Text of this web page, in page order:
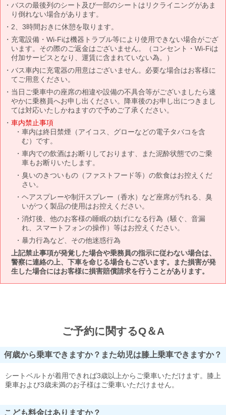
バスの最後列のシート及び一部のシートはリクライニングがあま
り倒れない場合があります。
2、3時間おきに休憩を取ります。
充電設備・Wi-Fiは機器トラブル等により使用できない場合がござ
います。その際のご返金はございません。（コンセント・Wi-Fiは
付加サービスとなり、運賃に含まれていない為。）
バス車内に充電器の用意はございません。必要な場合はお客様に
てご用意ください。
当日ご乗車中の座席の相違や設備の不具合等がございましたら速
やかに乗務員へお申し出ください。降車後のお申し出につきまし
ては対応いたしかねますので予めご了承ください。
車内禁止事項
車内は終日禁煙（アイコス、グローなどの電子タバコを含
む）です。
車内での飲酒はお断りしております、また泥酔状態でのご乗
車もお断りいたします。
臭いのきついもの（ファストフード等）の飲食はお控えくだ
さい。
ヘアスプレーや制汗スプレー（香水）など座席が汚れる、臭
いがつく製品の使用はお控えください。
消灯後、他のお客様の睡眠の妨げになる行為（騒ぐ、音漏
れ、スマートフォンの操作）等はお控えください。
暴力行為など、その他迷惑行為
上記禁止事項が発覚した場合や乗務員の指示に従わない場合は、
警察に連絡の上、下車を命じる場合もございます。また損害が発
生した場合にはお客様に損害賠償請求を行うことがあります。
ご予約に関するQ＆A
何歳から乗車できますか？また幼児は膝上乗車できますか？
シートベルトが着用できれば3歳以上からご乗車いただけます。膝上
乗車および3歳未満のお子様はご乗車いただけません。
こども料金はありますか？